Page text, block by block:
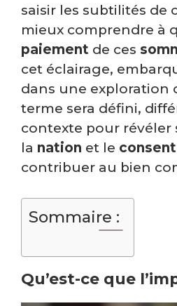
saisir les subtilités de
mieux comprendre à
paiement de ces
cet éclairage,
dans une exploration
terme sera défini,
contexte pour révéler
la nation et le consent
contribuer au bien
Sommaire :
Qu’est-ce que